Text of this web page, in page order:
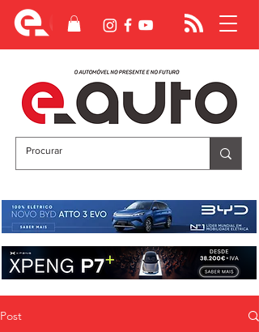
Post